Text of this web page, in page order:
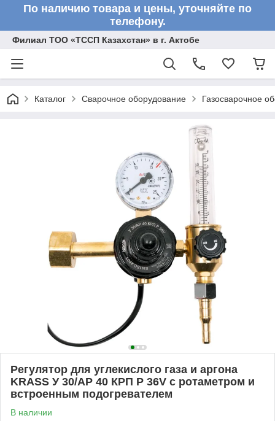
По наличию товара и цены, уточняйте по
телефону.
Филиал ТОО «ТССП Казахстан» в г. Актобе
Каталог Сварочное оборудование Газосварочное
Регулятор для углекислого газа и аргона
KRASS У 30/АР 40 КРП Р 36V с ротаметром и
встроенным подогревателем
В наличии